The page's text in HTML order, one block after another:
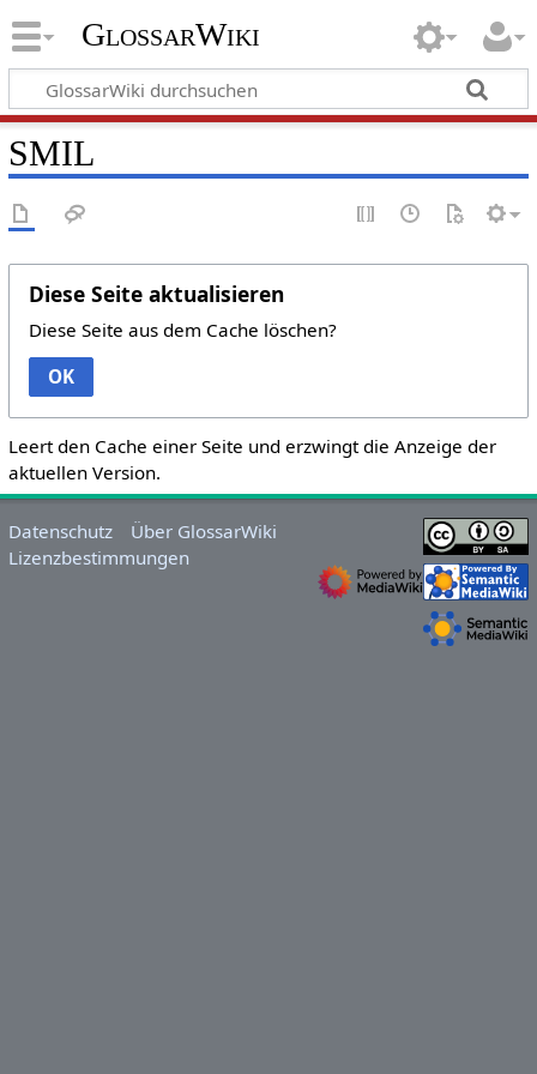
GlossarWiki
SMIL
Diese Seite aktualisieren
Diese Seite aus dem Cache löschen?
OK
Leert den Cache einer Seite und erzwingt die Anzeige der
aktuellen Version.
Datenschutz
Über GlossarWiki
Lizenzbestimmungen